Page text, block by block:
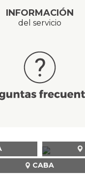
INFORMACIÓN
del servicio
CABA